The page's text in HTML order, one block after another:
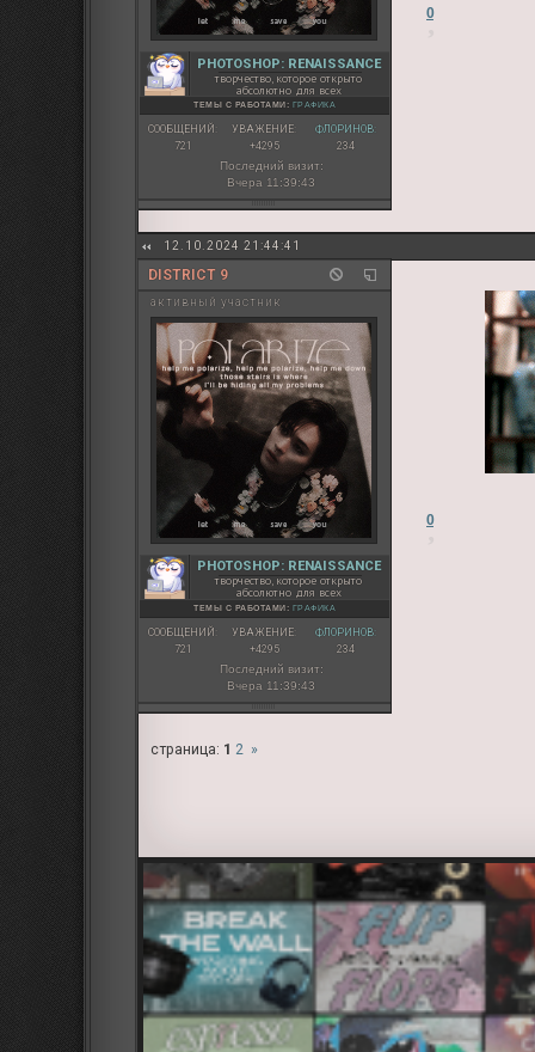
PHOTOSHOP: RENAISSANCE
творчество, которое открыто
абсолютно для всех
ТЕМЫ С РАБОТАМИ: ГРАФИКА
СООБЩЕНИЙ:
721
УВАЖЕНИЕ:
+4295
ФЛОРИНОВ:
234
Последний визит:
Вчера 11:39:43
0
12.10.2024 21:44:41
DISTRICT 9
активный участник
PHOTOSHOP: RENAISSANCE
творчество, которое открыто
абсолютно для всех
ТЕМЫ С РАБОТАМИ: ГРАФИКА
СООБЩЕНИЙ:
721
УВАЖЕНИЕ:
+4295
ФЛОРИНОВ:
234
Последний визит:
Вчера 11:39:43
0
страница: 1 2 »